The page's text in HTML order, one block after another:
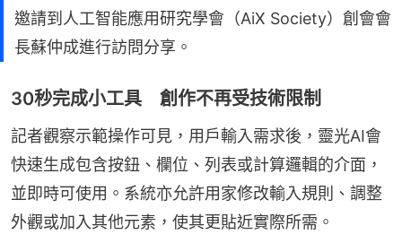
邀請到人工智能應用研究學會（AiX Society）創會會
長蘇仲成進行訪問分享。
30秒完成小工具 創作不再受技術限制
記者觀察示範操作可見，用戶輸入需求後，靈光AI會
快速生成包含按鈕、欄位、列表或計算邏輯的介面，
並即時可使用。系統亦允許用家修改輸入規則、調整
外觀或加入其他元素，使其更貼近實際所需。